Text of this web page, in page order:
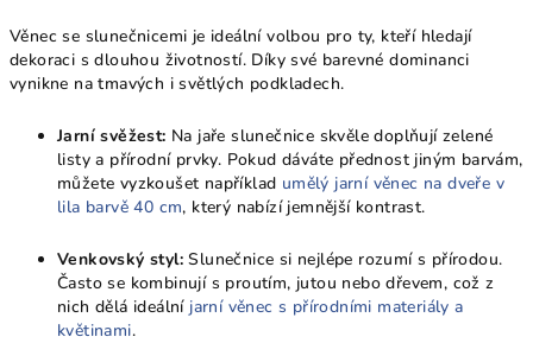
Věnec se slunečnicemi je ideální volbou pro ty, kteří hledají
dekoraci s dlouhou životností. Díky své barevné dominanci
vynikne na tmavých i světlých podkladech.
Jarní svěžest: Na jaře slunečnice skvěle doplňují zelené
listy a přírodní prvky. Pokud dáváte přednost jiným barvám,
můžete vyzkoušet například umělý jarní věnec na dveře v
lila barvě 40 cm, který nabízí jemnější kontrast.
Venkovský styl: Slunečnice si nejlépe rozumí s přírodou.
Často se kombinují s proutím, jutou nebo dřevem, což z
nich dělá ideální jarní věnec s přírodními materiály a
květinami.